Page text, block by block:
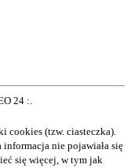
24 :.
cookies (tzw. ciasteczka).
informacja nie pojawiała się
się więcej, w tym jak